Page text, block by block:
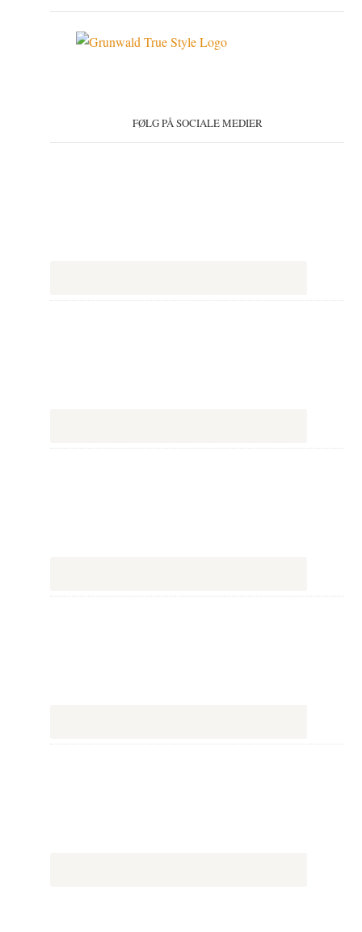
FØLG PÅ SOCIALE MEDIER